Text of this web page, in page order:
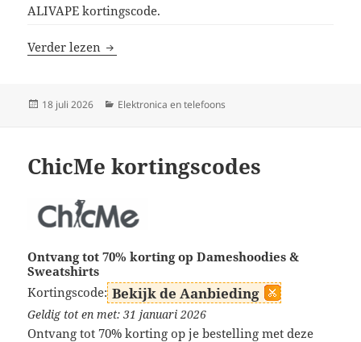
ALIVAPE kortingscode.
Verder lezen ALIVAPE kortingscodes
Geplaatst
18 juli 2026 Categorieën
Elektronica en telefoons
ChicMe kortingscodes
Ontvang tot 70% korting op Dameshoodies &
Sweatshirts
Kortingscode: Bekijk de Aanbieding
Geldig tot en met: 31 januari 2026
Ontvang tot 70% korting op je bestelling met deze